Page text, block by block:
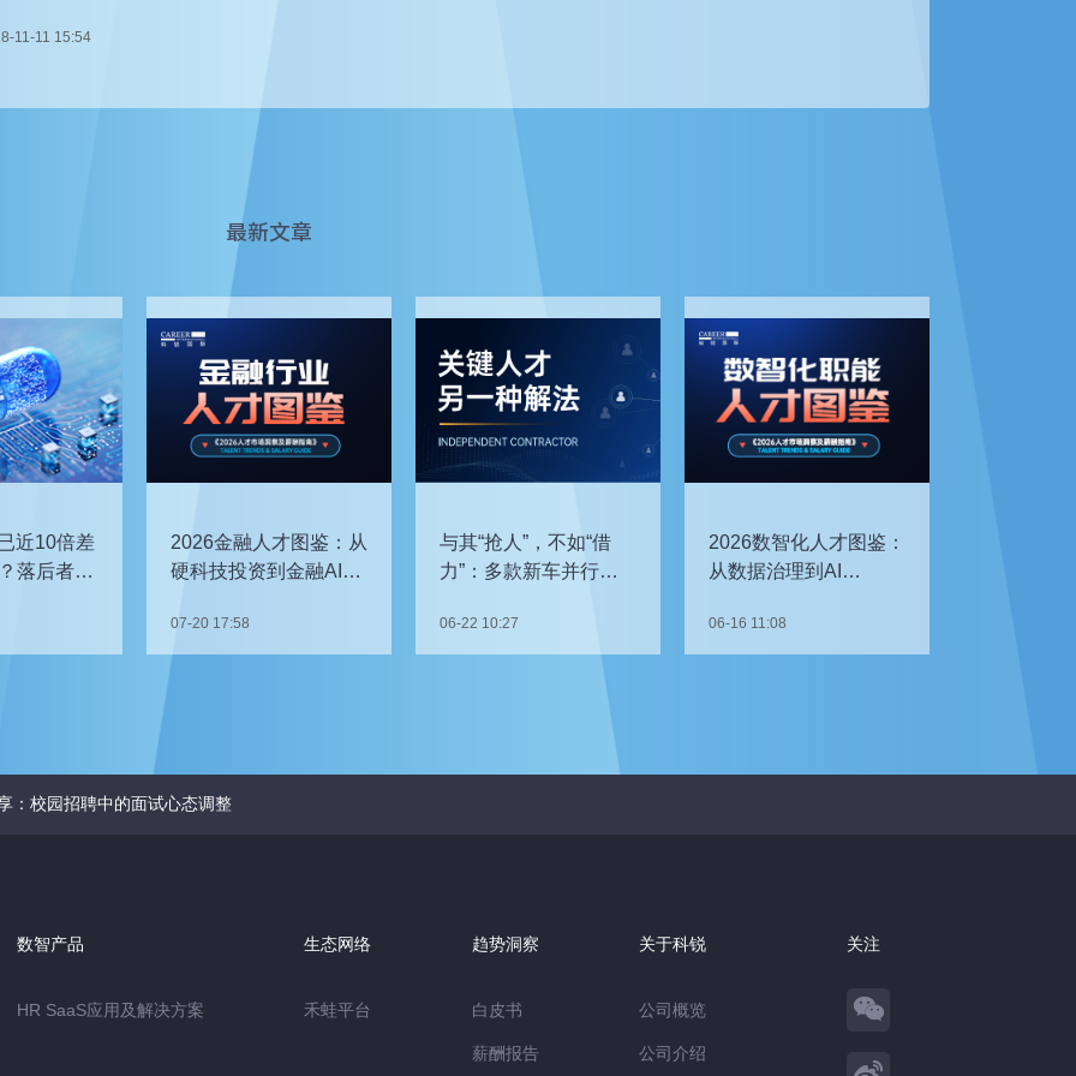
11-11 15:54
最新文章
近10倍差
落后者该
2026金融人才图鉴：从
硬科技投资到金融AI，
单？
07-20 17:58
与其“抢人”，不如“借
力”：多款新车并行开
关键人才？
06-22 10:27
2026数智化人才图鉴：
从数据治理到AI
06-16 11:08
：校园招聘中的面试心态调整
数智产品
HR SaaS应用及解决方案
生态网络
禾蛙平台
趋势洞察
白皮书
薪酬报告
关于科锐
公司概览
公司介绍
关注